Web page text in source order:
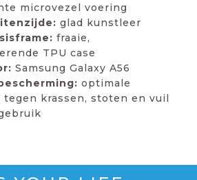
microvezel voering
glad kunstleer
fraaie,
TPU case
Samsung Galaxy A56
optimale
tegen krassen, stoten en vuil